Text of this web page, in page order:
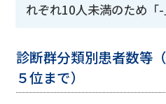
れぞれ10人未満のため「-
診断群分類別患者数等
５位まで）